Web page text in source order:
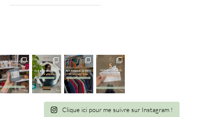
Clique ici pour me suivre sur Instagram !